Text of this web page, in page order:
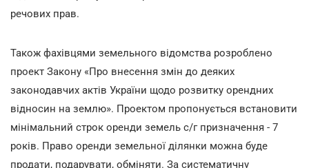
речових прав.
Також фахівцями земельного відомства розроблено
проект Закону «Про внесення змін до деяких
законодавчих актів України щодо розвитку орендних
відносин на землю». Проектом пропонується встановити
мінімальний строк оренди земель с/г призначення - 7
років. Право оренди земельної ділянки можна буде
продати, подарувати, обміняти. За систематичну